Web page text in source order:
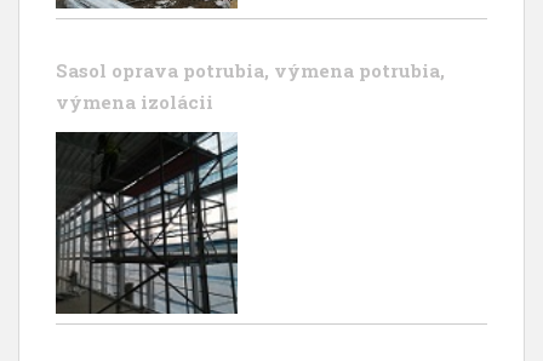
Sasol oprava potrubia, výmena potrubia,
výmena izolácii